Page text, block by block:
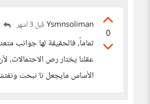
0
Ysmnsoliman قبل 3 أشهر
تماماً، فالحقيقة لها
عقلنا يختار رص
الأساس مايجعل نا نبحث